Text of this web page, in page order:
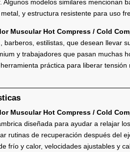
Algunos modelos similares mencionan
y estructura resistente para uso
Muscular Hot Compress / Cold
barberos, estilistas, que desean llevar
y trabajadores que pasan muchas
práctica para liberar
Muscular Hot Compress / Cold
diseñada para ayudar a relajar
rutinas de recuperación después del
frío y calor, velocidades ajustables y